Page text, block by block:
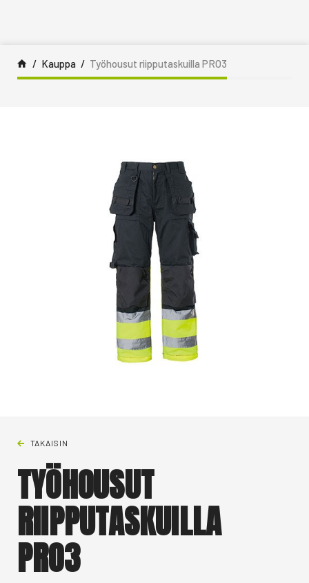
Kauppa Työhousut riipputaskuilla PRO3
TAKAISIN
TYÖHOUSUT
RIIPPUTASKUILLA
PRO3